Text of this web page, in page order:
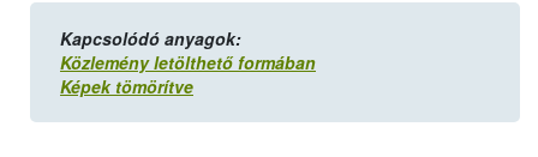
Kapcsolódó anyagok:
Közlemény letölthető formában
Képek tömörítve